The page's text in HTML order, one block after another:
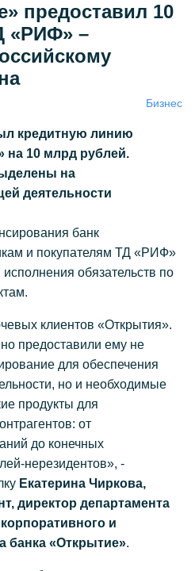
предоставил 10
«РИФ» –
Бизнес
кредитную линию
10 млрд рублей.
на
деятельности
банк
и покупателям ТД «РИФ»
обязательств по
клиентов «Открытия».
предоставили ему не
для обеспечения
но и необходимые
продукты для
от
до конечных
нерезидентов», -
Екатерина Чиркова,
директор департамента
и
банка «Открытие».